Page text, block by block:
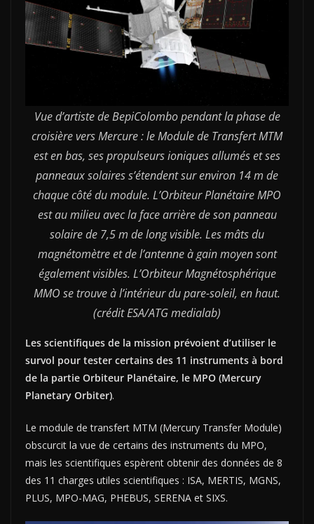
Vue d’artiste de BepiColombo pendant la phase de
croisière vers Mercure : le Module de Transfert MTM
est en bas, ses propulseurs ioniques allumés et ses
panneaux solaires s’étendent sur environ 14 m de
chaque côté du module. L’Orbiteur Planétaire MPO
est au milieu avec la face arrière de son panneau
solaire de 7,5 m de long visible. Les mâts du
magnétomètre et de l’antenne à gain moyen sont
également visibles. L’Orbiteur Magnétosphérique
MMO se trouve à l’intérieur du pare-soleil, en haut.
(crédit ESA/ATG medialab)
Les scientifiques de la mission prévoient d’utiliser le
survol pour tester certains des 11 instruments à bord
de la partie Orbiteur Planétaire, le MPO (Mercury
Planetary Orbiter).
Le module de transfert MTM (Mercury Transfer Module)
obscurcit la vue de certains des instruments du MPO,
mais les scientifiques espèrent obtenir des données de 8
des 11 charges utiles scientifiques : ISA, MERTIS, MGNS,
PLUS, MPO-MAG, PHEBUS, SERENA et SIXS.